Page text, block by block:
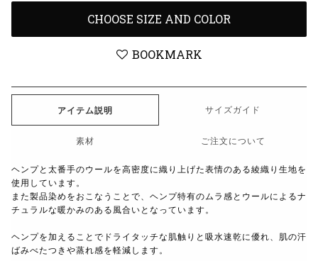
CHOOSE SIZE AND COLOR
BOOKMARK
アイテム説明 サイズガイド
素材 ご注文について
ヘンプと太番手のウールを高密度に織り上げた表情のある綾織り生地を
使用しています。
また製品染めをおこなうことで、ヘンプ特有のムラ感とウールによるナ
チュラルな暖かみのある風合いとなっています。
ヘンプを加えることでドライタッチな肌触りと吸水速乾に優れ、肌の汗
ばみべたつきや蒸れ感を軽減します。